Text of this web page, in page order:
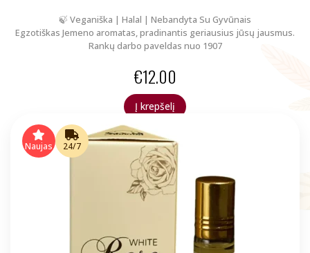
🍃 Veganiška | Halal | Nebandyta Su Gyvūnais
Egzotiškas Jemeno aromatas, pradinantis geriausius jūsų jausmus.
Rankų darbo paveldas nuo 1907
€12.00
Į krepšelį
Naujas 24/7